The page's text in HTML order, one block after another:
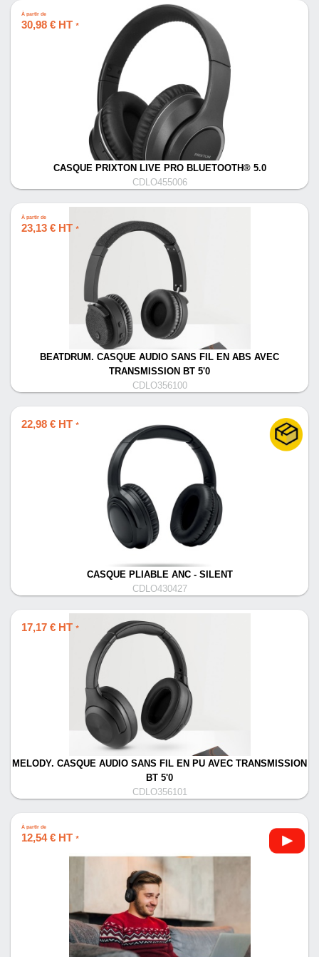
À partir de
30,98 € HT *
CASQUE PRIXTON LIVE PRO BLUETOOTH® 5.0
CDLO455006
À partir de
23,13 € HT *
BEATDRUM. CASQUE AUDIO SANS FIL EN ABS AVEC
TRANSMISSION BT 5'0
CDLO356100
22,98 € HT *
CASQUE PLIABLE ANC - SILENT
CDLO430427
17,17 € HT *
MELODY. CASQUE AUDIO SANS FIL EN PU AVEC TRANSMISSION
BT 5'0
CDLO356101
À partir de
12,54 € HT *